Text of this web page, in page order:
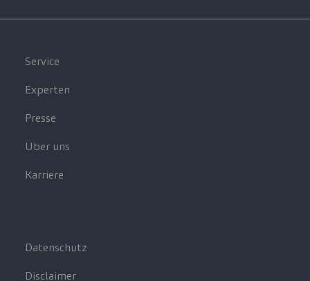
Service
Experten
Presse
Über uns
Karriere
Datenschutz
Disclaimer